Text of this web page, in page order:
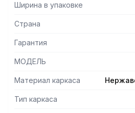
Ширина в упаковке
Страна
Гарантия
МОДЕЛЬ
Материал каркаса
Тип каркаса